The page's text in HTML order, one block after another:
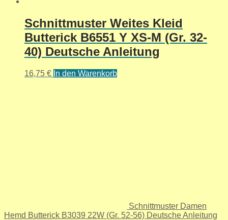
Schnittmuster Weites Kleid
Butterick B6551 Y XS-M (Gr. 32-
40) Deutsche Anleitung
16,75 € In den Warenkorb
Schnittmuster Damen
Hemd Butterick B3039 22W (Gr. 52-56) Deutsche Anleitung